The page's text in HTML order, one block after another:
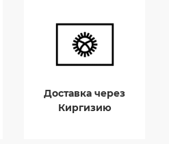
Доставка через
Киргизию